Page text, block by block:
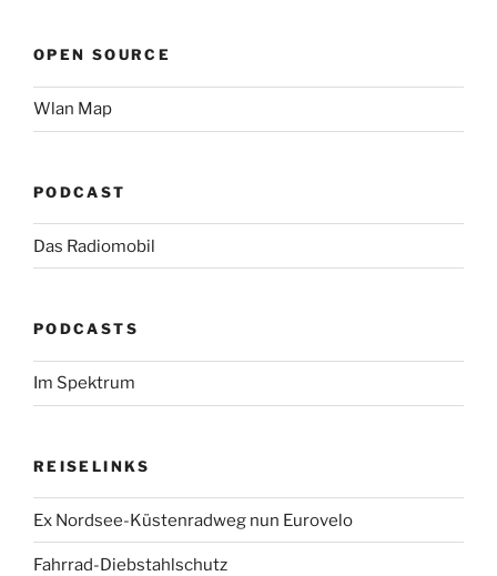
OPEN SOURCE
Wlan Map
PODCAST
Das Radiomobil
PODCASTS
Im Spektrum
REISELINKS
Ex Nordsee-Küstenradweg nun Eurovelo
Fahrrad-Diebstahlschutz